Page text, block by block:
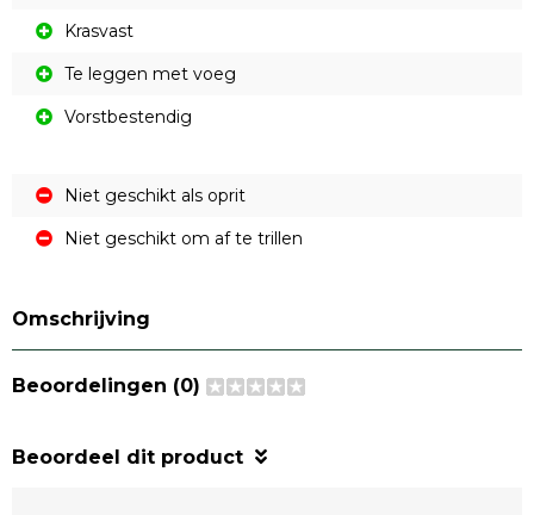
Krasvast
Te leggen met voeg
Vorstbestendig
Niet geschikt als oprit
Niet geschikt om af te trillen
Omschrijving
Beoordelingen (0)
Beoordeel dit product